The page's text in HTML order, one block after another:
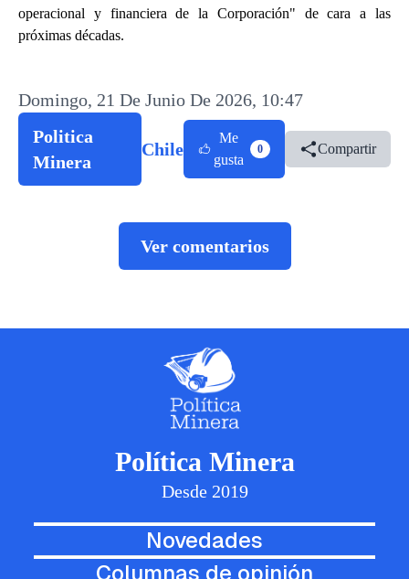
operacional y financiera de la Corporación" de cara a las
próximas décadas.
Domingo, 21 De Junio De 2026, 10:47
Politica
Minera
Chile
Me
gusta
0 Compartir
Ver comentarios
Política Minera
Desde 2019
Novedades
Columnas de opinión